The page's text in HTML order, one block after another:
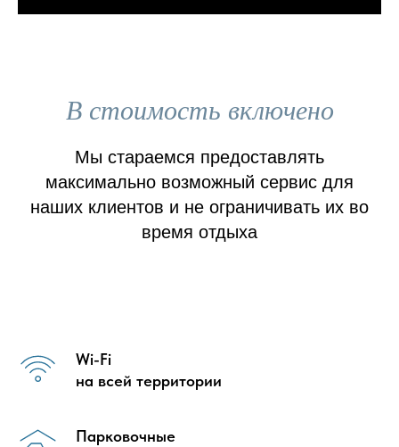
В стоимость включено
Мы стараемся предоставлять
максимально возможный сервис для
наших клиентов и не ограничивать их во
время отдыха
Wi-Fi
на всей территории
Парковочные